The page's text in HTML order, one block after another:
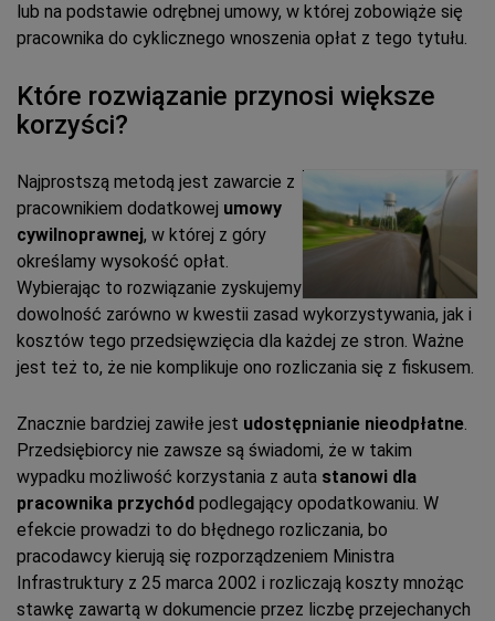
lub na podstawie odrębnej umowy, w której zobowiąże się
pracownika do cyklicznego wnoszenia opłat z tego tytułu.
Które rozwiązanie przynosi większe
korzyści?
Najprostszą metodą jest zawarcie z
pracownikiem dodatkowej umowy
cywilnoprawnej, w której z góry
określamy wysokość opłat.
Wybierając to rozwiązanie zyskujemy
dowolność zarówno w kwestii zasad wykorzystywania, jak i
kosztów tego przedsięwzięcia dla każdej ze stron. Ważne
jest też to, że nie komplikuje ono rozliczania się z fiskusem.
Znacznie bardziej zawiłe jest udostępnianie nieodpłatne.
Przedsiębiorcy nie zawsze są świadomi, że w takim
wypadku możliwość korzystania z auta stanowi dla
pracownika przychód podlegający opodatkowaniu. W
efekcie prowadzi to do błędnego rozliczania, bo
pracodawcy kierują się rozporządzeniem Ministra
Infrastruktury z 25 marca 2002 i rozliczają koszty mnożąc
stawkę zawartą w dokumencie przez liczbę przejechanych